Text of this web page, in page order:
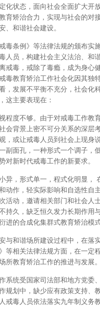
化状态，面向社会全面扩大开
育矫治合力，实现与社会的对
、和谐社会建设。
毒条例》等法律法规的颁布
人员，构建社会主义法治、和
戒毒，戒除了毒瘾，成为身心
毒教育矫治工作社会化因其独
，发展不平衡不充分，社会
这主要表现在：
程度不够。由于对戒毒工作教
会背景上密不可分关系的深层
，或让戒毒人员到社会上现身
副面孔，一种形式一个调子，
对新时代戒毒工作的新要求。
异，形式单一，程式化明显，
动作，轻实际影响和自选性自
活动，邀请相关部门和社会人
持久，缺乏恒久发力长期作用
进的合成化集群式教育矫治模
与和谐场所建设过程中，在落
等相关法律法规方面，在一定
所教育矫治工作的推进与发展。
系统受国家司法部和地方党委
规划中，缺少应有政策支持、
戒毒人员依法落实九年制义务